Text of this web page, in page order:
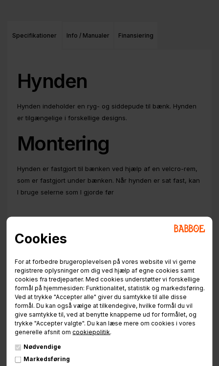
Cookies
For at forbedre brugeroplevelsen på vores website vil vi gerne
registrere oplysninger om dig ved hjælp af egne cookies samt
cookies fra tredjeparter. Med cookies understøtter vi forskellige
formål på hjemmesiden: Funktionalitet, statistik og markedsføring.
Ved at trykke "Accepter alle" giver du samtykke til alle disse
formål. Du kan også vælge at tilkendegive, hvilke formål du vil
give samtykke til, ved at benytte knapperne ud for formålet, og
trykke "Accepter valgte". Du kan læse mere om cookies i vores
generelle afsnit omcookiepolitik.
Nødvendige
Markedsføring
Specifikationer Info / Manualer Finansiering
Hynden
Hynden indeholder en ryg- og siddepude til bænk. Hynden
er tilgængelige i forskellige designs.
Montering
Hynden er fastgjort til bænken ved hjælp af en velcro-rem,
som er fastgjort under bænken. Når hynden er sat fast, kan
I bruge selerne som I gjorde før
Relaterede varer
De Lux Regngarage City